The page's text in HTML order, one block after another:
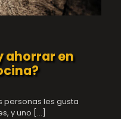
ahorrar en
personas les gusta
y uno […]